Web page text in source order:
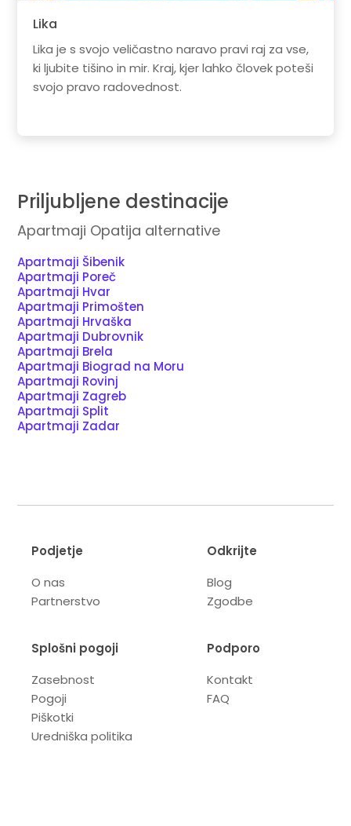
Lika
Lika je s svojo veličastno naravo pravi raj za vse,
ki ljubite tišino in mir. Kraj, kjer lahko človek poteši
svojo pravo radovednost.
Priljubljene destinacije
Apartmaji Opatija alternative
Apartmaji Šibenik
Apartmaji Poreč
Apartmaji Hvar
Apartmaji Primošten
Apartmaji Hrvaška
Apartmaji Dubrovnik
Apartmaji Brela
Apartmaji Biograd na Moru
Apartmaji Rovinj
Apartmaji Zagreb
Apartmaji Split
Apartmaji Zadar
Podjetje
O nas
Partnerstvo
Odkrijte
Blog
Zgodbe
Splošni pogoji
Zasebnost
Pogoji
Piškotki
Uredniška politika
Podporo
Kontakt
FAQ